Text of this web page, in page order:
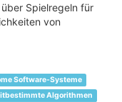
Spielregeln für
von
Software-Systeme
Algorithmen